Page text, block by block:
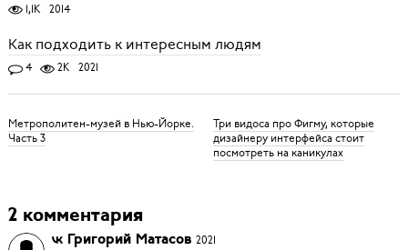
1,1K 2014
Как подходить к интересным людям
4 2K 2021
Метрополитен-музей в Нью-Йорке.
Часть 3
Три видоса про Фигму, которые
дизайнеру интерфейса стоит
посмотреть на каникулах
2 комментария
Григорий Матасов 2021